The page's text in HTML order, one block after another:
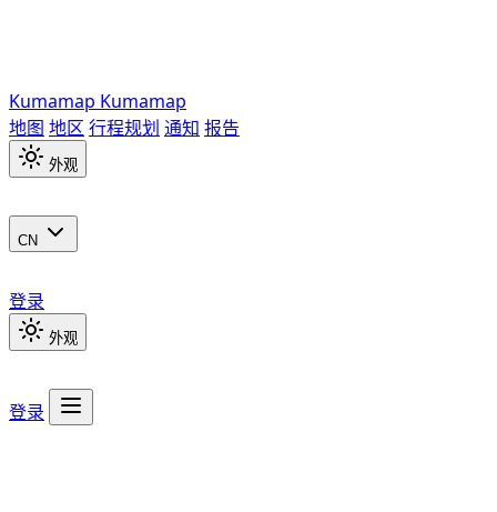
Kumamap Kumamap
地图 地区 行程规划 通知 报告
外观
CN
登录
外观
登录